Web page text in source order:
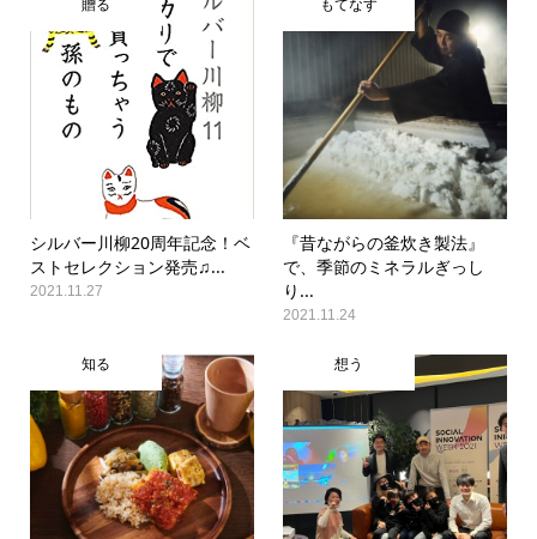
贈る
シルバー川柳20周年記念！ベ
ストセレクション発売♫...
2021.11.27
もてなす
『昔ながらの釜炊き製法』
で、季節のミネラルぎっし
り...
2021.11.24
知る 想う